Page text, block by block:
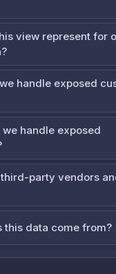
view represent for
handle exposed
we handle exposed
party vendors
this data come from?